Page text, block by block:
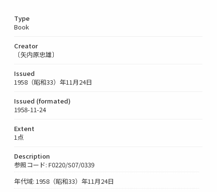
Type
Book
Creator
〔矢内原忠雄〕
Issued
1958（昭和33）年11月24日
Issued (formated)
1958-11-24
Extent
1点
Description
参照コード: F0220/S07/0339
年代域: 1958（昭和33）年11月24日